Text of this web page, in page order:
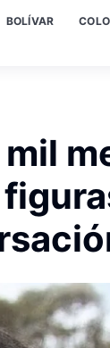
BOLÍVAR